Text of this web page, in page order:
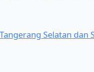
Selatan dan